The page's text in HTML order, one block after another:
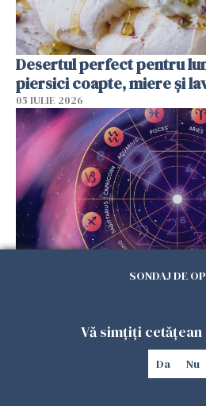
Desertul perfect pentru
piersici coapte, miere și
05 IULIE 2026
SONDAJ DE
Vă simțiți cetățean
Da Nu